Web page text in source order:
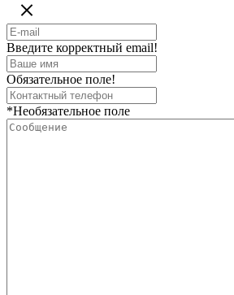
Введите корректный email!
Обязательное поле!
*Необязательное поле